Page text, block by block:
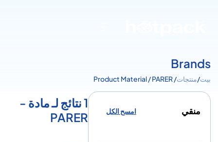
Brands
بيت/منتجات/ Product Material / PARER
منقي امسح الكل
1 نتائج لـ مادة -
PARER